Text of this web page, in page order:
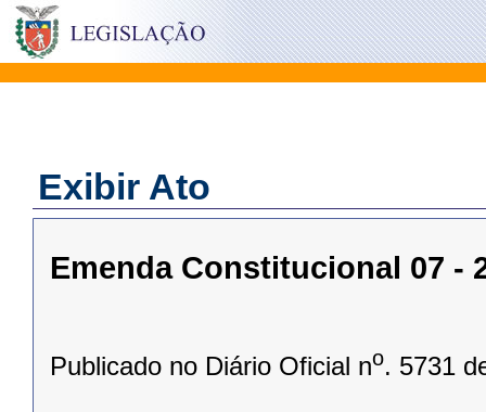
Exibir Ato
Emenda Constitucional 07 -
Publicado no Diário Oficial no. 5731